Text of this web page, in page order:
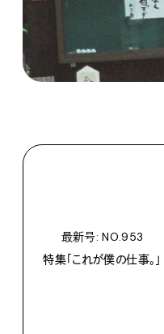
最新号: NO.953
特集「これが僕の仕事。」